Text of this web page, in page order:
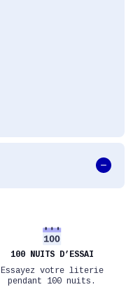
100 NUITS D’ESSAI
Essayez votre literie
pendant 100 nuits.